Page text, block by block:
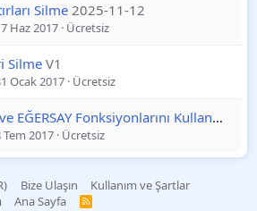
Silme2025-11-12
Haz 2017 Ücretsiz
Silme V1
Ocak 2017 Ücretsiz
BOŞLUKSAY ve EĞERSAY Fonksiyonlarını Kullanma
Tem 2017 Ücretsiz
Bize Ulaşın
Kullanım ve Şartlar
Ana Sayfa
R